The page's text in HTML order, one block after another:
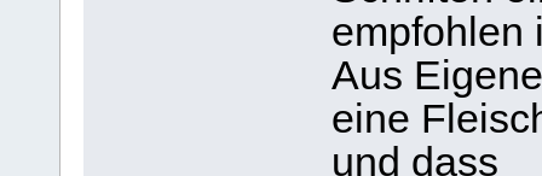
empfohlen
Aus
eine
und dass